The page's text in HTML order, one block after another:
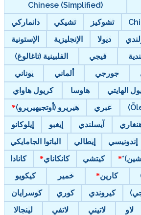
Chinese (Simplified)
تشوكيز تشيكي
دانماركي
ديولا الإنجليزية
الإستونية
فيجي
الفلبينية (تاغالوغ)
جورجي ألماني
يوناني
الهايتي هاوسا
كريول هاواي
عبري
هيريرو (أوتجيهيريرو)
آيسلندي إيغبو
إيلوكانو
إندونيسي إيطالي
الباتوا الجامايكي
كيتشي كانكاناي
كانادا
كارين خمير
كيكويو
كيروندي كوري
كوسرايان
لاو لاتيني لاتفي
لينجالا